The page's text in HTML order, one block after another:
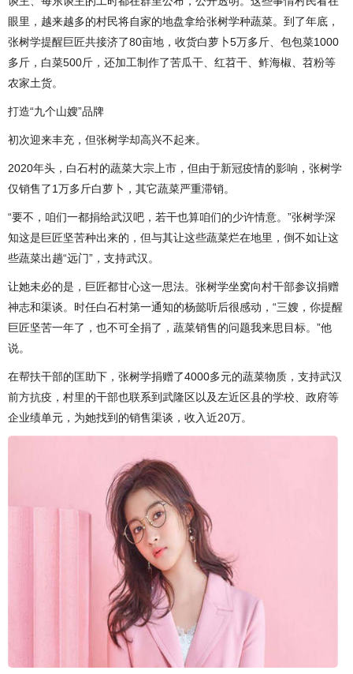
眼里，越来越多的村民将自家的地盘拿给张树学种蔬菜。到了年底，
张树学提醒巨匠共接济了80亩地，收货白萝卜5万多斤、包包菜1000
多斤，白菜500斤，还加工制作了苦瓜干、红苕干、鲊海椒、苕粉等
农家土货。
打造“九个山嫂”品牌
初次迎来丰充，但张树学却高兴不起来。
2020年头，白石村的蔬菜大宗上市，但由于新冠疫情的影响，张树学
仅销售了1万多斤白萝卜，其它蔬菜严重滞销。
“要不，咱们一都捐给武汉吧，若干也算咱们的少许情意。”张树学深
知这是巨匠坚苦种出来的，但与其让这些蔬菜烂在地里，倒不如让这
些蔬菜出趟“远门”，支持武汉。
让她未必的是，巨匠都甘心这一思法。张树学坐窝向村干部参议捐赠
神志和渠谈。时任白石村第一通知的杨懿听后很感动，“三嫂，你提醒
巨匠坚苦一年了，也不可全捐了，蔬菜销售的问题我来思目标。”他
说。
在帮扶干部的匡助下，张树学捐赠了4000多元的蔬菜物质，支持武汉
前方抗疫，村里的干部也联系到武隆区以及左近区县的学校、政府等
企业绩单元，为她找到的销售渠谈，收入近20万。